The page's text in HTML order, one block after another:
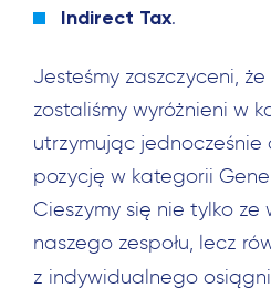
Indirect Tax.
Jesteśmy zaszczyceni,
zostaliśmy wyróżnieni w
utrzymując
pozycję w kategorii
Cieszymy się nie tylko ze
naszego zespołu, lecz
z indywidualnego